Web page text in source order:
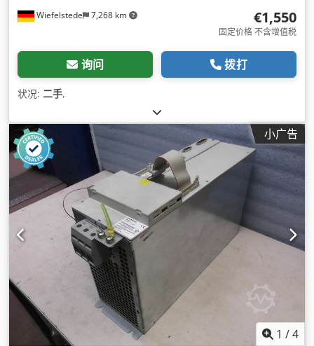
Wiefelstede 7,268 km €1,550
固定价格 不含增值税
询问 拨打
状况: 二手,
小广告
1 /4